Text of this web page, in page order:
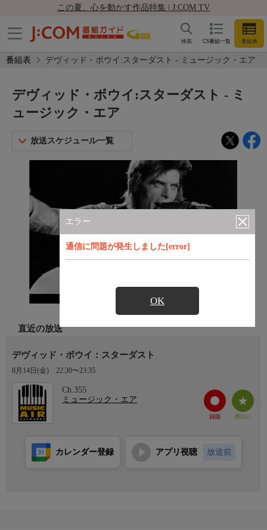
この夏、心を動かす作品特集 | J:COM TV
CS番組一覧 番組表
検索
番組表 デヴィッド・ボウイ:スターダスト - ミュージック・エア
エラー
通信に問題が発生しました[error]
OK
デヴィッド・ボウイ:スターダスト - ミ
ュージック・エア
放送スケジュール一覧
直近の放送
デヴィッド・ボウイ：スターダスト
8月14日(金) 22:30〜23:35
Ch.355
ミュージック・エア
カレンダー登録 アプリ視聴 放送前